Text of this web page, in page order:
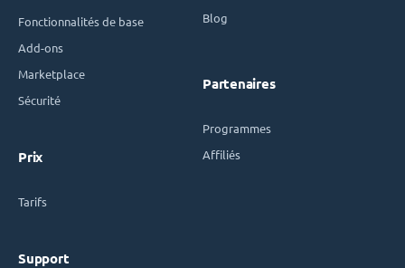
Fonctionnalités de base
Add-ons
Marketplace
Sécurité
Prix
Tarifs
Support
Blog
Partenaires
Programmes
Affiliés